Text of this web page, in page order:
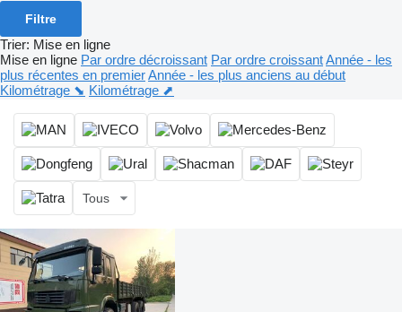
Filtre
Trier: Mise en ligne
Mise en ligne Par ordre décroissant Par ordre croissantAnnée - les
plus récentes en premierAnnée - les plus anciens au début
Kilométrage ⬊ Kilométrage ⬈
Tous